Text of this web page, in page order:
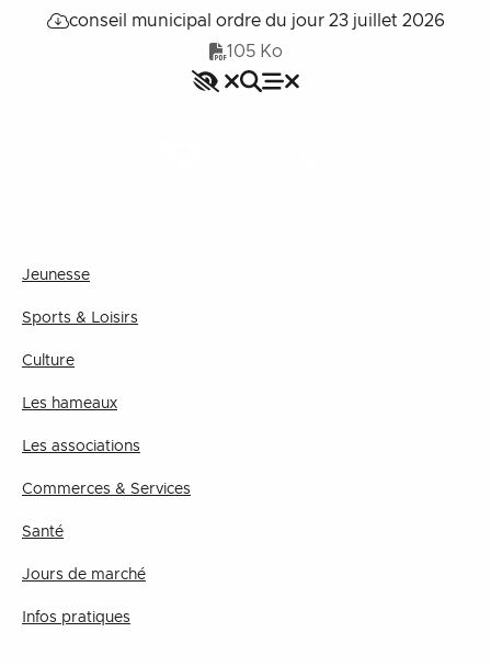
conseil municipal ordre du jour 23 juillet 2026
105 Ko
Accessibilité
Rechercher
Jeunesse
Sports & Loisirs
Culture
Les hameaux
Les associations
Commerces & Services
Santé
Jours de marché
Infos pratiques